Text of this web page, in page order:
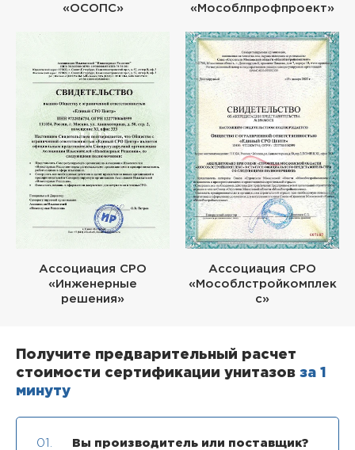
«ОСОПС»
«Мособлпрофпроект»
Ассоциация СРО
«Инженерные
решения»
Ассоциация СРО
«Мособлстройкомплек
с»
Получите предварительный расчет
стоимости сертификации унитазов за 1
минуту
01. Вы производитель или поставщик?